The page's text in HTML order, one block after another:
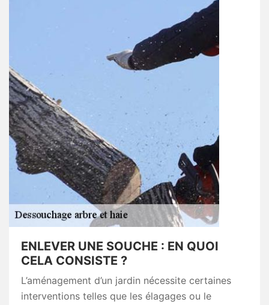
ENLEVER UNE SOUCHE : EN QUOI
CELA CONSISTE ?
L’aménagement d’un jardin nécessite certaines
interventions telles que les élagages ou le